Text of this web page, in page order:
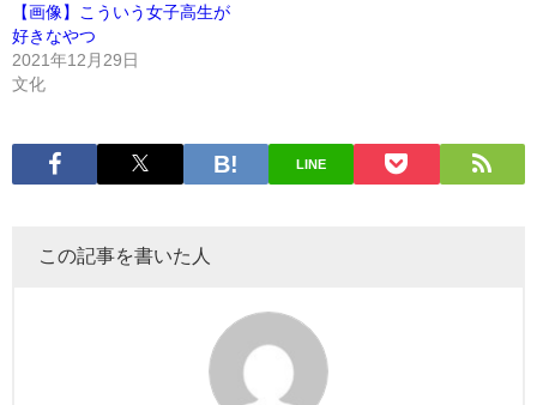
【画像】こういう女子高生が
好きなやつ
2021年12月29日
文化
LINE
この記事を書いた人